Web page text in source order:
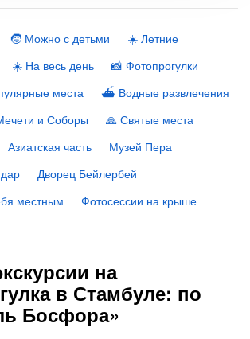
🧒 Можно с детьми
☀️ Летние
☀️ На весь день
📸 Фотопрогулки
места
⛴ Водные развлечения
и Соборы
🙏 Святые места
Азиатская часть
Музей Пера
Дворец Бейлербей
местным
Фотосессии на крыше
на
в Стамбуле: по
Босфора»